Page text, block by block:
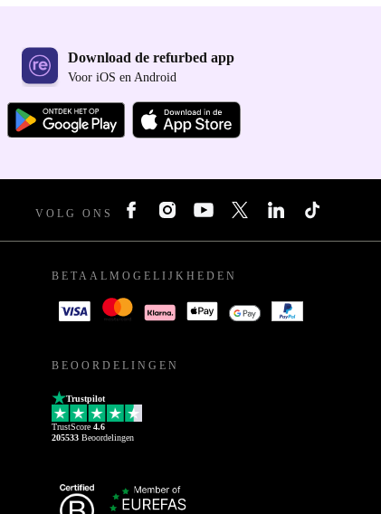
Download de refurbed app
Voor iOS en Android
VOLG ONS
BETAALMOGELIJKHEDEN
BEOORDELINGEN
Trustpilot
TrustScore 4.6
205533 Beoordelingen